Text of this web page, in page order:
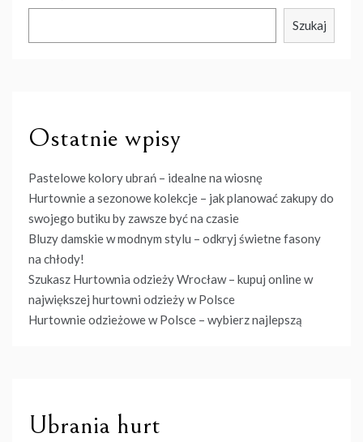
Szukaj
Ostatnie wpisy
Pastelowe kolory ubrań – idealne na wiosnę
Hurtownie a sezonowe kolekcje – jak planować zakupy do
swojego butiku by zawsze być na czasie
Bluzy damskie w modnym stylu – odkryj świetne fasony
na chłody!
Szukasz Hurtownia odzieży Wrocław – kupuj online w
największej hurtowni odzieży w Polsce
Hurtownie odzieżowe w Polsce – wybierz najlepszą
Ubrania hurt